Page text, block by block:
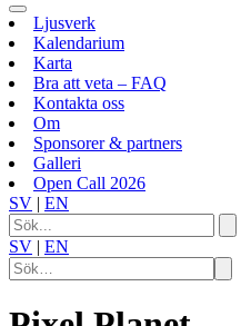
Ljusverk
Kalendarium
Karta
Bra att veta – FAQ
Kontakta oss
Om
Sponsorer & partners
Galleri
Open Call 2026
SV | EN
SV | EN